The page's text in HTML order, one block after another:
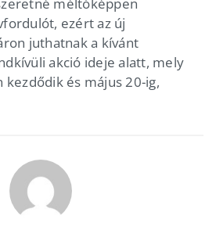
ezért az új
juthatnak a kívánt
akció ideje alatt, mely
és május 20-ig,